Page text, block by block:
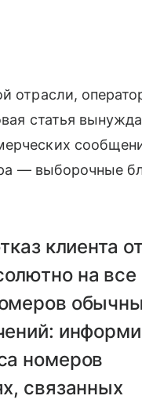
отрасли,
статья
— выборочные
клиента
на
номеров
связанных